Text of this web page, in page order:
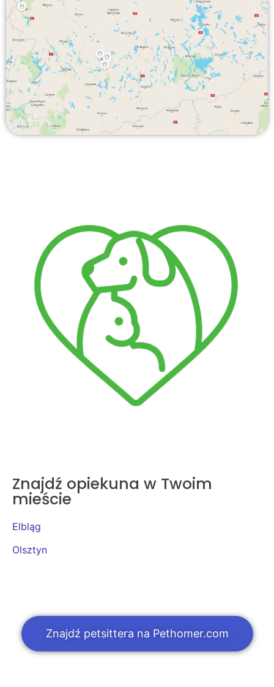
Znajdź opiekuna w Twoim
mieście
Elbląg
Olsztyn
Znajdź petsittera na Pethomer.com